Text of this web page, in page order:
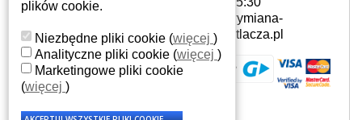
DO LAPTOPA ACER ASPIRE AS5538G
Odpowiedni ekran można dobrać do
konkretnego modelu laptopa, którego
oznaczenie można znaleźć na naklejce
na spodzie laptopa lub pod baterią, bywa
Dane osobowe
Adresy
Historia zamówień
info@wymiana-
wyswietlacza.pl
plików cookie.
Niezbędne pliki cookie (więcej )
Analityczne pliki cookie (więcej )
Marketingowe pliki cookie
(więcej )